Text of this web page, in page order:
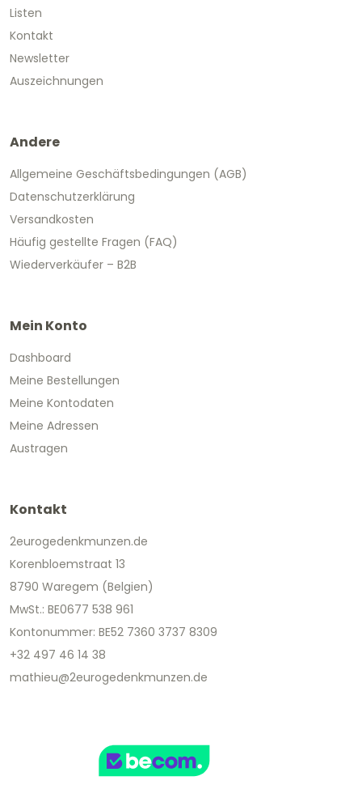
Listen
Kontakt
Newsletter
Auszeichnungen
Andere
Allgemeine Geschäftsbedingungen (AGB)
Datenschutzerklärung
Versandkosten
Häufig gestellte Fragen (FAQ)
Wiederverkäufer – B2B
Mein Konto
Dashboard
Meine Bestellungen
Meine Kontodaten
Meine Adressen
Austragen
Kontakt
2eurogedenkmunzen.de
Korenbloemstraat 13
8790 Waregem (Belgien)
MwSt.: BE0677 538 961
Kontonummer: BE52 7360 3737 8309
+32 497 46 14 38
mathieu@2eurogedenkmunzen.de